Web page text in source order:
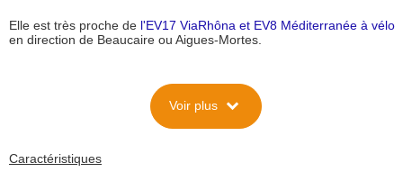
Elle est très proche de l'EV17 ViaRhôna et EV8 Méditerranée à vélo
en direction de Beaucaire ou Aigues-Mortes.
Aménagée par le Conseil Général du Gard, cette Voie Verte a été
Puis elle a été prolongée de 1,6km jusqu’au centre de Vauvert (coût
Voir plus expand_more
Caractéristiques